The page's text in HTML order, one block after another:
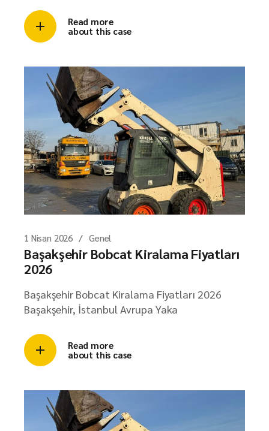
Read more
about this case
1 Nisan 2026 Genel
Başakşehir Bobcat Kiralama Fiyatları
2026
Başakşehir Bobcat Kiralama Fiyatları 2026
Başakşehir, İstanbul Avrupa Yaka
Read more
about this case